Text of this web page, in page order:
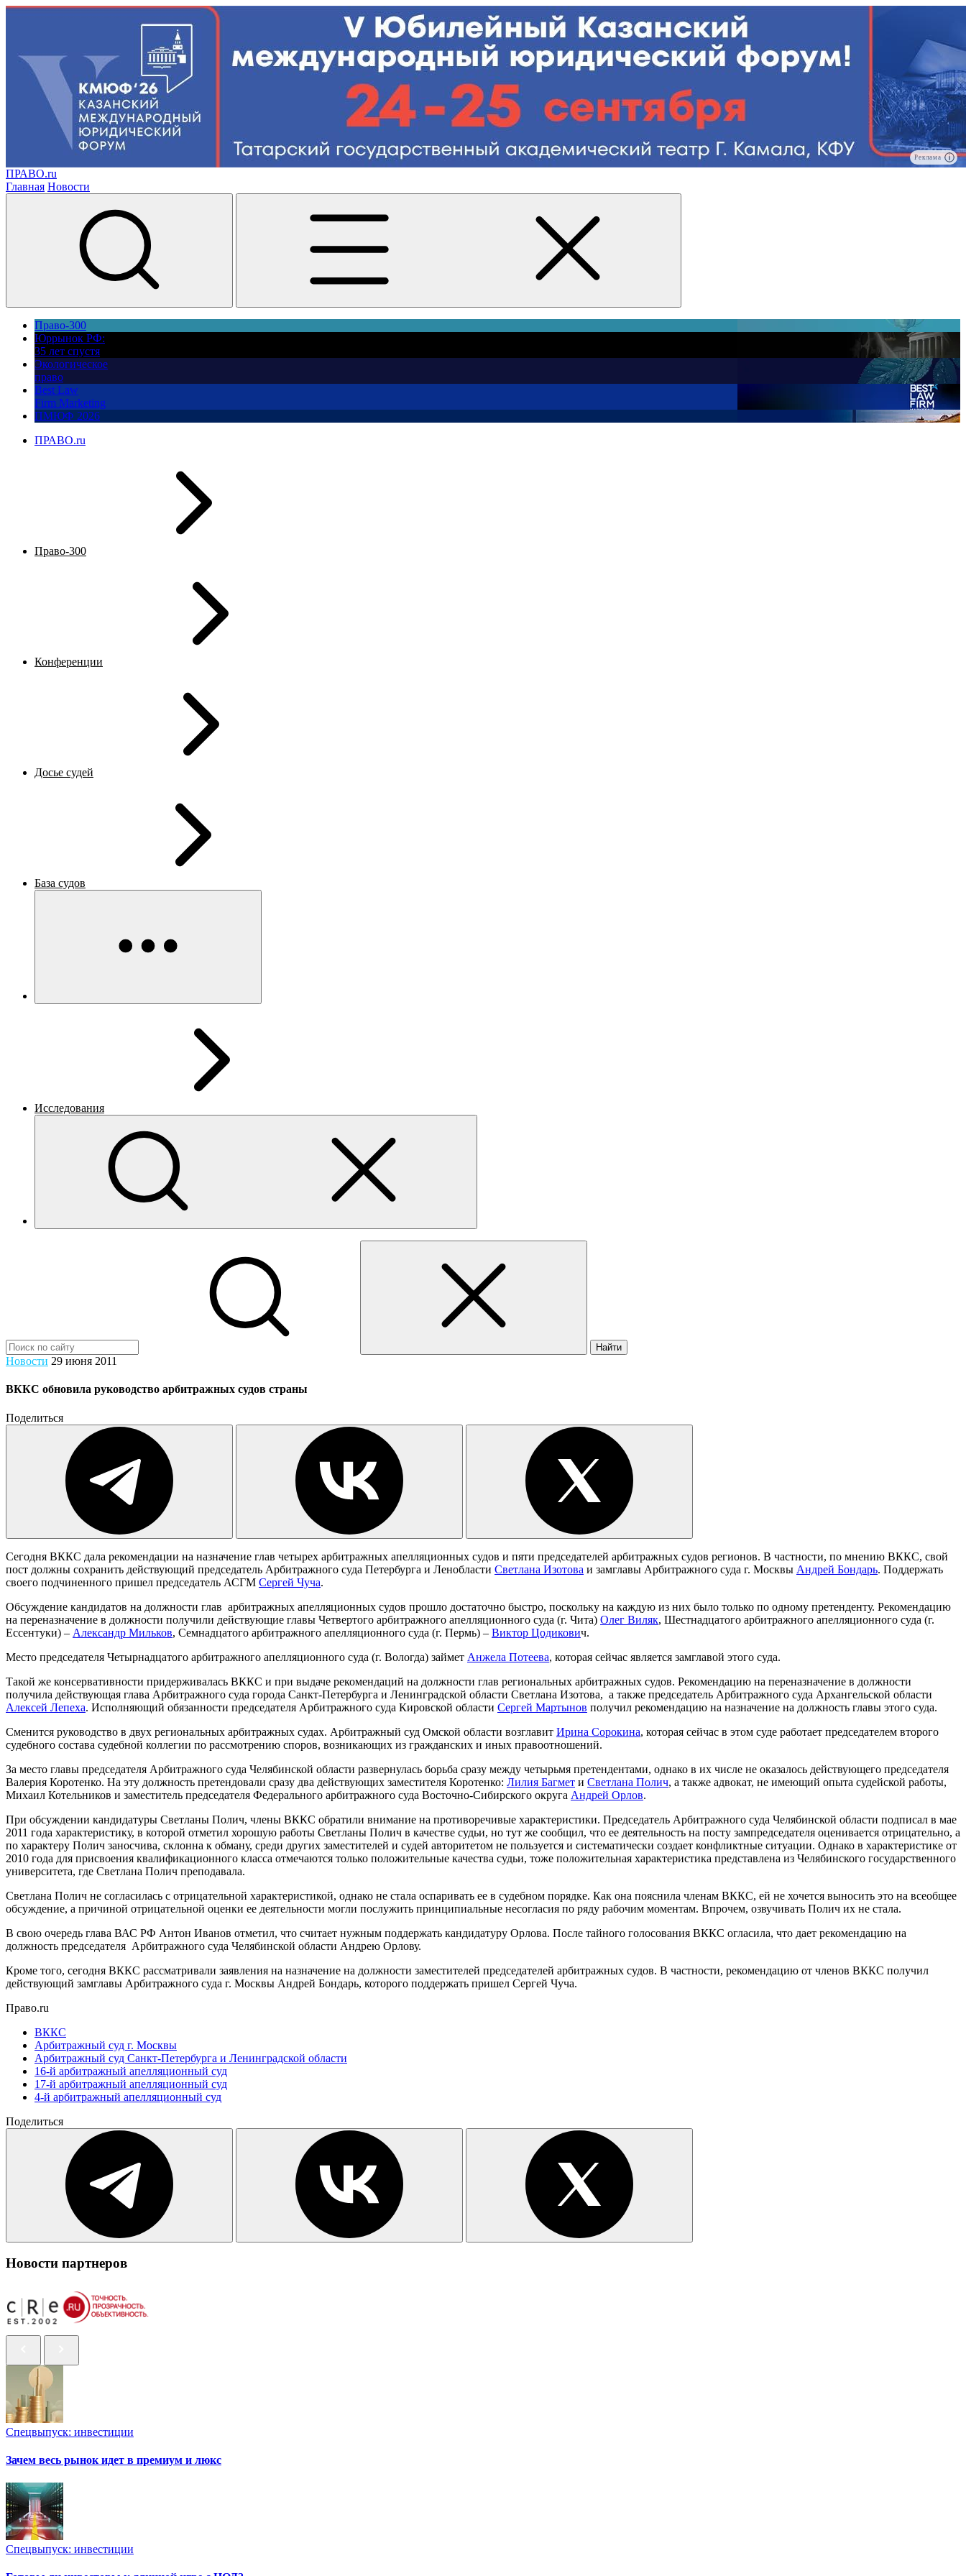
Реклама
ПРАВО.ru
Главная Новости
Право-300
Юррынок РФ:
35 лет спустя
Экологическое
право
Best Law
Firm Marketing
ПМЮФ 2026
ПРАВО.ru
Право-300
Конференции
Досье судей
База судов
Исследования
Найти
Новости 29 июня 2011
ВККС обновила руководство арбитражных судов страны
Поделиться
Сегодня ВККС дала рекомендации на назначение глав четырех арбитражных апелляционных судов и пяти председателей арбитражных судов регионов. В частности, по мнению ВККС, свой
пост должны сохранить действующий председатель Арбитражного суда Петербурга и Ленобласти Светлана Изотова и замглавы Арбитражного суда г. Москвы Андрей Бондарь. Поддержать
своего подчиненного пришел председатель АСГМ Сергей Чуча.
Обсуждение кандидатов на должности глав арбитражных апелляционных судов прошло достаточно быстро, поскольку на каждую из них было только по одному претенденту. Рекомендацию
на переназначение в должности получили действующие главы Четвертого арбитражного апелляционного суда (г. Чита) Олег Виляк, Шестнадцатого арбитражного апелляционного суда (г.
Ессентуки) – Александр Мильков, Семнадцатого арбитражного апелляционного суда (г. Пермь) – Виктор Цодикович.
Место председателя Четырнадцатого арбитражного апелляционного суда (г. Вологда) займет Анжела Потеева, которая сейчас является замглавой этого суда.
Такой же консервативности придерживалась ВККС и при выдаче рекомендаций на должности глав региональных арбитражных судов. Рекомендацию на переназначение в должности
получила действующая глава Арбитражного суда города Санкт-Петербурга и Ленинградской области Светлана Изотова, а также председатель Арбитражного суда Архангельской области
Алексей Лепеха. Исполняющий обязанности председателя Арбитражного суда Кировской области Сергей Мартынов получил рекомендацию на назначение на должность главы этого суда.
Сменится руководство в двух региональных арбитражных судах. Арбитражный суд Омской области возглавит Ирина Сорокина, которая сейчас в этом суде работает председателем второго
судебного состава судебной коллегии по рассмотрению споров, возникающих из гражданских и иных правоотношений.
За место главы председателя Арбитражного суда Челябинской области развернулась борьба сразу между четырьмя претендентами, однако в их числе не оказалось действующего председателя
Валерия Коротенко. На эту должность претендовали сразу два действующих заместителя Коротенко: Лилия Багмет и Светлана Полич, а также адвокат, не имеющий опыта судейской работы,
Михаил Котельников и заместитель председателя Федерального арбитражного суда Восточно-Сибирского округа Андрей Орлов.
При обсуждении кандидатуры Светланы Полич, члены ВККС обратили внимание на противоречивые характеристики. Председатель Арбитражного суда Челябинской области подписал в мае
2011 года характеристику, в которой отметил хорошую работы Светланы Полич в качестве судьи, но тут же сообщил, что ее деятельность на посту зампредседателя оценивается отрицательно, а
по характеру Полич заносчива, склонна к обману, среди других заместителей и судей авторитетом не пользуется и систематически создает конфликтные ситуации. Однако в характеристике от
2010 года для присвоения квалификационного класса отмечаются только положительные качества судьи, тоже положительная характеристика представлена из Челябинского государственного
университета, где Светлана Полич преподавала.
Светлана Полич не согласилась с отрицательной характеристикой, однако не стала оспаривать ее в судебном порядке. Как она пояснила членам ВККС, ей не хочется выносить это на всеобщее
обсуждение, а причиной отрицательной оценки ее деятельности могли послужить принципиальные несогласия по ряду рабочим моментам. Впрочем, озвучивать Полич их не стала.
В свою очередь глава ВАС РФ Антон Иванов отметил, что считает нужным поддержать кандидатуру Орлова. После тайного голосования ВККС огласила, что дает рекомендацию на
должность председателя Арбитражного суда Челябинской области Андрею Орлову.
Кроме того, сегодня ВККС рассматривали заявления на назначение на должности заместителей председателей арбитражных судов. В частности, рекомендацию от членов ВККС получил
действующий замглавы Арбитражного суда г. Москвы Андрей Бондарь, которого поддержать пришел Сергей Чуча.
Право.ru
ВККС
Арбитражный суд г. Москвы
Арбитражный суд Санкт-Петербурга и Ленинградской области
16-й арбитражный апелляционный суд
17-й арбитражный апелляционный суд
4-й арбитражный апелляционный суд
Поделиться
Новости партнеров
Спецвыпуск: инвестиции
Зачем весь рынок идет в премиум и люкс
Спецвыпуск: инвестиции